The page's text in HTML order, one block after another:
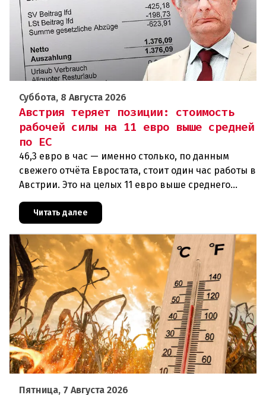
Суббота, 8 Августа 2026
Австрия теряет позиции: стоимость
рабочей силы на 11 евро выше средней
по ЕС
46,3 евро в час — именно столько, по данным
свежего отчёта Евростата, стоит один час работы в
Австрии. Это на целых 11 евро выше среднего
показателя по ЕС (34,9 евро). Особенно наглядно
конкурентное о
Читать далее
Пятница, 7 Августа 2026